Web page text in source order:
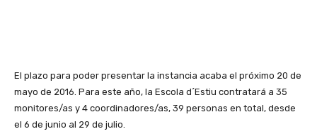
El plazo para poder presentar la instancia acaba el próximo 20 de
mayo de 2016. Para este año, la Escola d´Estiu contratará a 35
monitores/as y 4 coordinadores/as, 39 personas en total, desde
el 6 de junio al 29 de julio.